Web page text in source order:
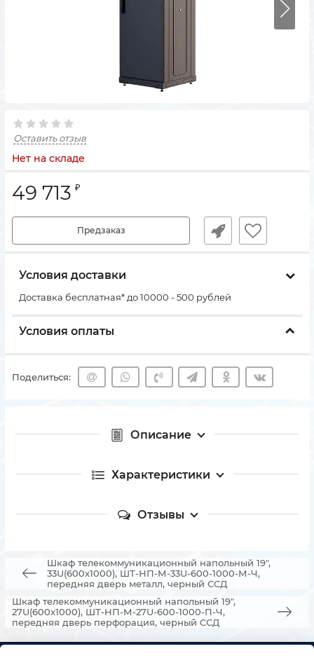
Оставить отзыв
Нет на складе
49 713 ₽
Предзаказ
Условия доставки
Доставка бесплатная* до 10000 - 500 рублей
Условия оплаты
Поделиться:
Описание
Характеристики
Отзывы
Шкаф телекоммуникационный напольный 19",
33U(600x1000), ШТ-НП-М-33U-600-1000-М-Ч,
передняя дверь металл, черный ССД
Шкаф телекоммуникационный напольный 19",
27U(600x1000), ШТ-НП-М-27U-600-1000-П-Ч,
передняя дверь перфорация, черный ССД